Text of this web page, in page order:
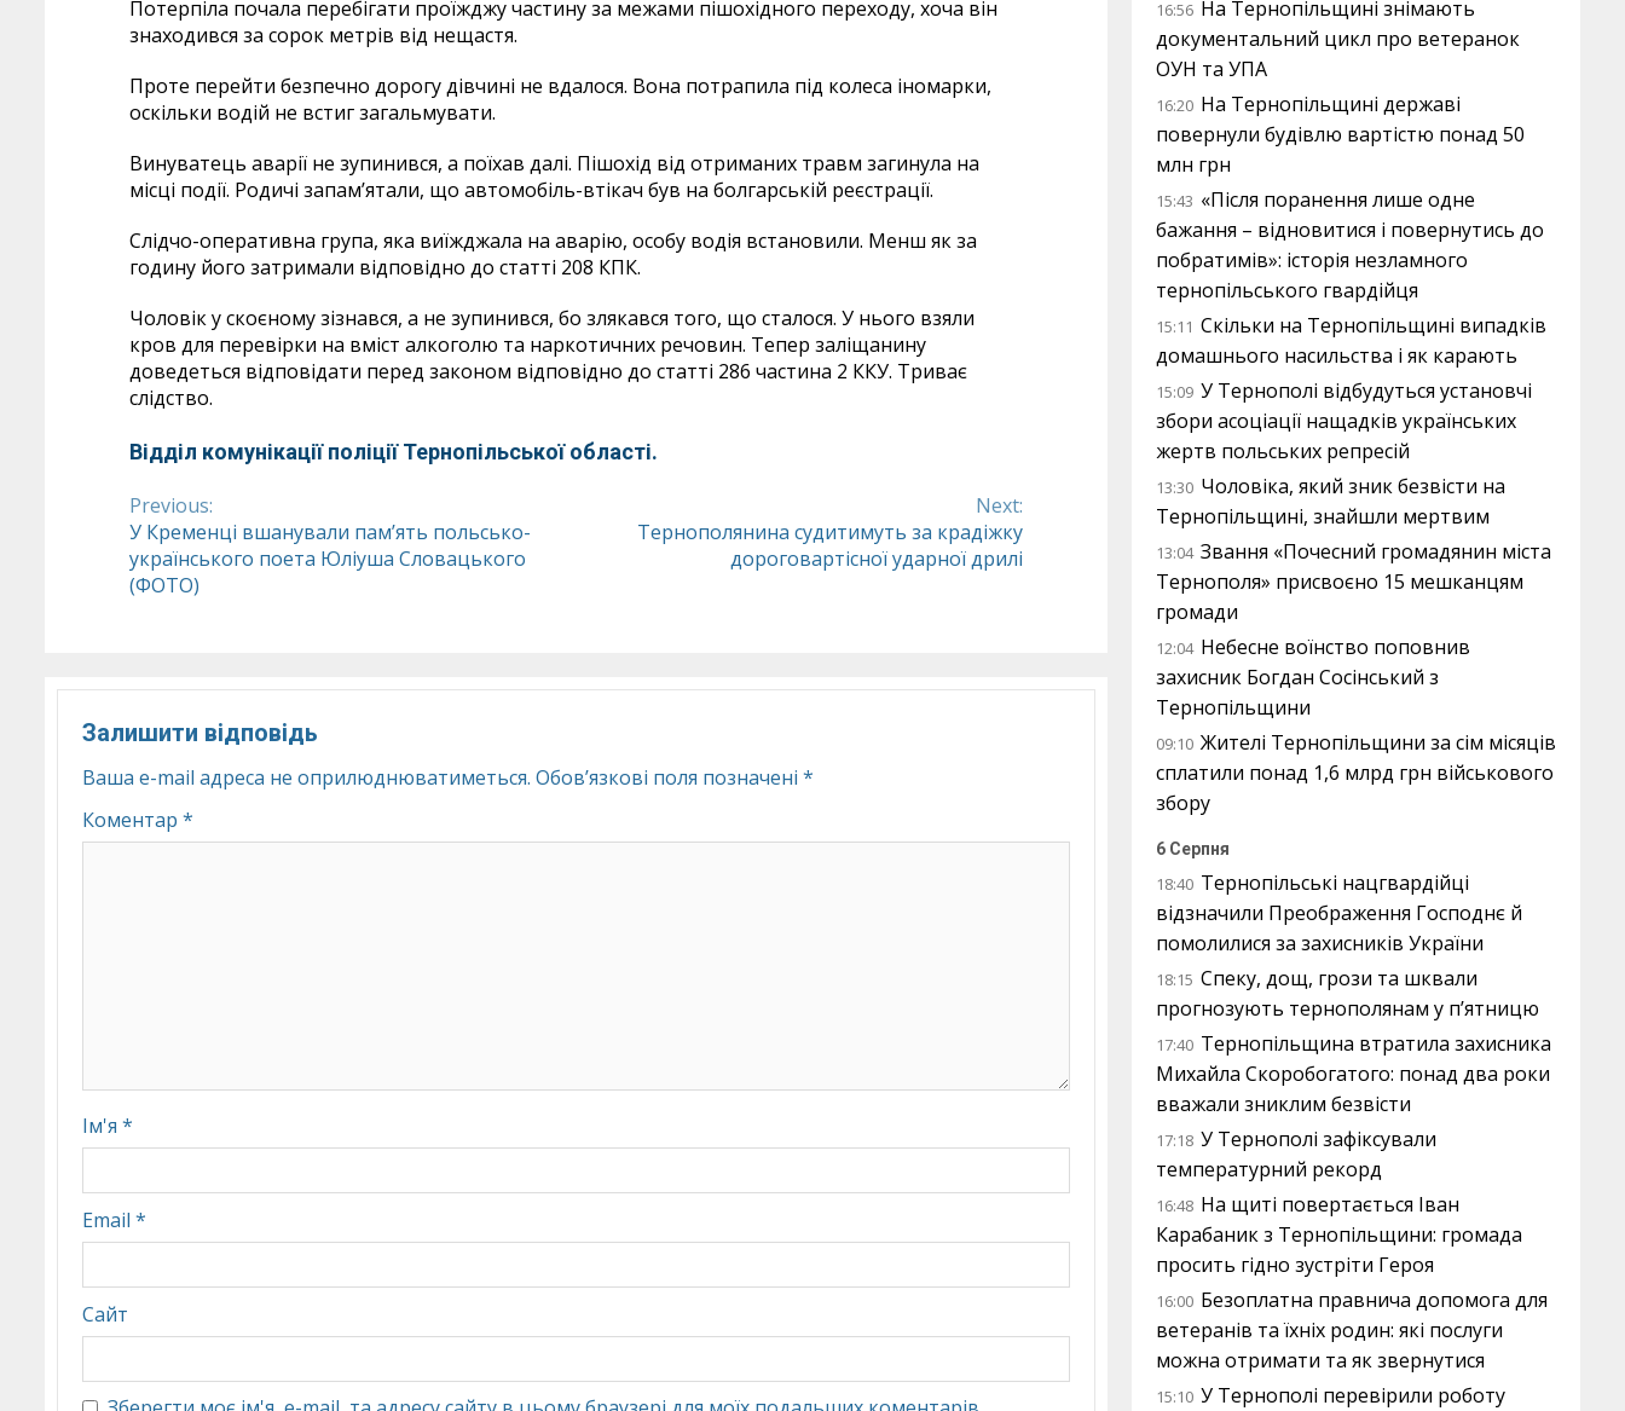
Потерпіла почала перебігати проїжджу частину за межами пішохідного переходу, хоча він
знаходився за сорок метрів від нещастя.
Проте перейти безпечно дорогу дівчині не вдалося. Вона потрапила під колеса іномарки,
оскільки водій не встиг загальмувати.
Винуватець аварії не зупинився, а поїхав далі. Пішохід від отриманих травм загинула на
місці події. Родичі запам’ятали, що автомобіль-втікач був на болгарській реєстрації.
Слідчо-оперативна група, яка виїжджала на аварію, особу водія встановили. Менш як за
годину його затримали відповідно до статті 208 КПК.
Чоловік у скоєному зізнався, а не зупинився, бо злякався того, що сталося. У нього взяли
кров для перевірки на вміст алкоголю та наркотичних речовин. Тепер заліщанину
доведеться відповідати перед законом відповідно до статті 286 частина 2 ККУ. Триває
слідство.
Відділ комунікації поліції Тернопільської області.
Continue
Reading
Previous:
У Кременці вшанували пам’ять польсько-
українського поета Юліуша Словацького
(ФОТО)
Next:
Тернополянина судитимуть за крадіжку
дороговартісної ударної дрилі
Залишити відповідь
Ваша e-mail адреса не оприлюднюватиметься. Обов’язкові поля позначені *
Коментар *
Ім'я *
Email *
Сайт
16:56 На Тернопільщині знімають
документальний цикл про ветеранок
ОУН та УПА
16:20 На Тернопільщині державі
повернули будівлю вартістю понад 50
млн грн
15:43 «Після поранення лише одне
бажання – відновитися і повернутись до
побратимів»: історія незламного
тернопільського гвардійця
15:11 Скільки на Тернопільщині випадків
домашнього насильства і як карають
15:09 У Тернополі відбудуться установчі
збори асоціації нащадків українських
жертв польських репресій
13:30 Чоловіка, який зник безвісти на
Тернопільщині, знайшли мертвим
13:04 Звання «Почесний громадянин міста
Тернополя» присвоєно 15 мешканцям
громади
12:04 Небесне воїнство поповнив
захисник Богдан Сосінський з
Тернопільщини
09:10 Жителі Тернопільщини за сім місяців
сплатили понад 1,6 млрд грн військового
збору
6 Серпня
18:40 Тернопільські нацгвардійці
відзначили Преображення Господнє й
помолилися за захисників України
18:15 Спеку, дощ, грози та шквали
прогнозують тернополянам у п’ятницю
17:40 Тернопільщина втратила захисника
Михайла Скоробогатого: понад два роки
вважали зниклим безвісти
17:18 У Тернополі зафіксували
температурний рекорд
16:48 На щиті повертається Іван
Карабаник з Тернопільщини: громада
просить гідно зустріти Героя
16:00 Безоплатна правнича допомога для
ветеранів та їхніх родин: які послуги
можна отримати та як звернутися
15:10 У Тернополі перевірили роботу